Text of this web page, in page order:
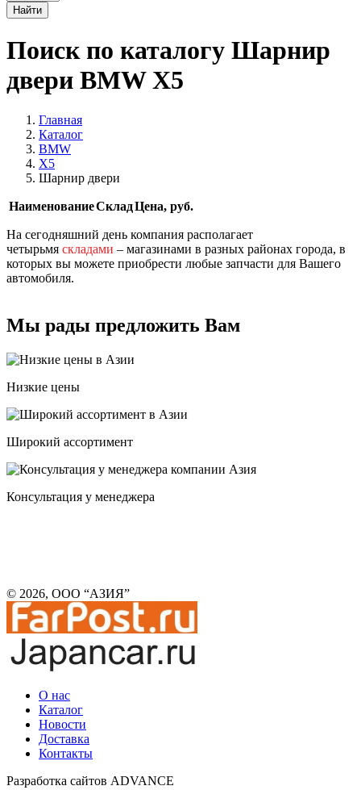
Найти
Поиск по каталогу Шарнир
двери BMW X5
Главная
Каталог
BMW
X5
Шарнир двери
НаименованиеСкладЦена, руб.
На сегодняшний день компания располагает
четырьмя складами – магазинами в разных районах города, в
которых вы можете приобрести любые запчасти для Вашего
автомобиля.
Мы рады предложить Вам
Низкие цены
Широкий ассортимент
Консультация у менеджера
© 2026, ООО “АЗИЯ”
О нас
Каталог
Новости
Доставка
Контакты
Разработка сайтов ADVANCE